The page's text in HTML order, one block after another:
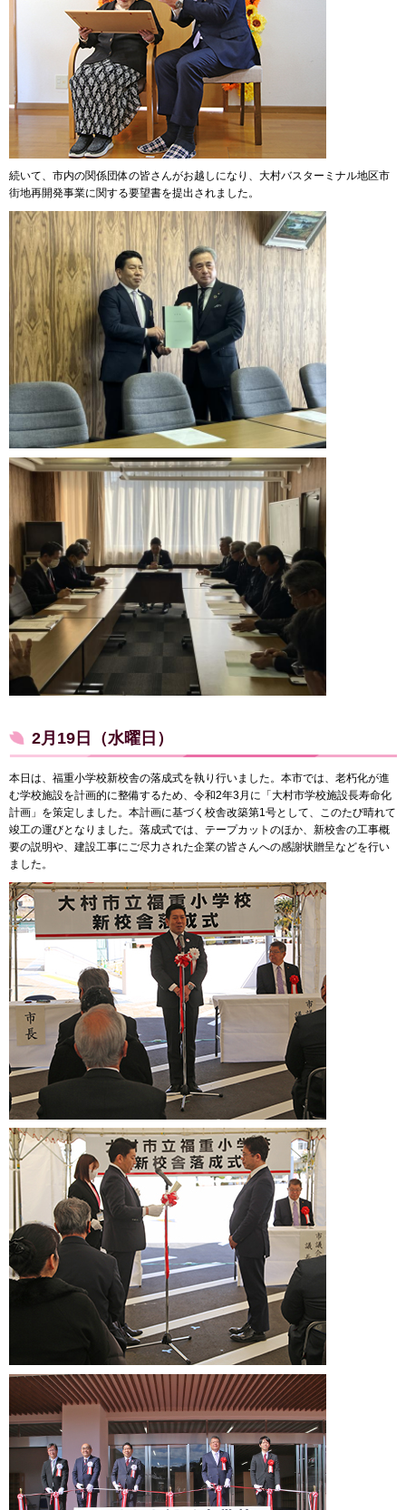
続いて、市内の関係団体の皆さんがお越しになり、大村バスターミナル地区市
街地再開発事業に関する要望書を提出されました。
2月19日（水曜日）
本日は、福重小学校新校舎の落成式を執り行いました。本市では、老朽化が進
む学校施設を計画的に整備するため、令和2年3月に「大村市学校施設長寿命化
計画」を策定しました。本計画に基づく校舎改築第1号として、このたび晴れて
竣工の運びとなりました。落成式では、テープカットのほか、新校舎の工事概
要の説明や、建設工事にご尽力された企業の皆さんへの感謝状贈呈などを行い
ました。